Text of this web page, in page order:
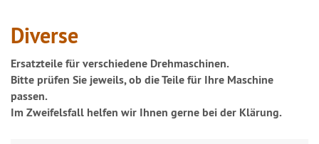
Diverse
Ersatzteile für verschiedene Drehmaschinen.
Bitte prüfen Sie jeweils, ob die Teile für Ihre Maschine
passen.
Im Zweifelsfall helfen wir Ihnen gerne bei der Klärung.